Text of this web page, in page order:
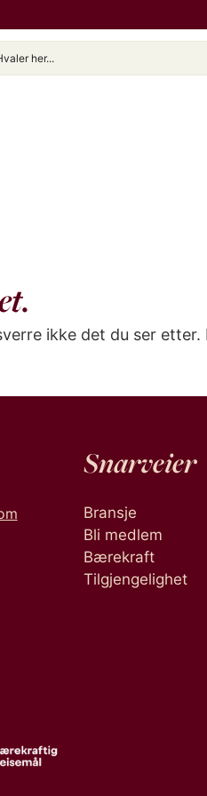
ikke det du ser
Snarveier
Bransje
Bli medlem
Bærekraft
Tilgjengelighet